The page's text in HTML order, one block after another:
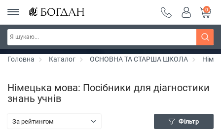
РОЗПРОДАЖ ~ 150 грн ~ 200 грн ~ 250 грн ~
300 грн ~ РОЗПРОДАЖ
Дізнатись більше
0
Головна Каталог ОСНОВНА ТА СТАРША ШКОЛА
Німецька мова: Посібники для діагностики
знань учнів
За рейтингом Фільтр